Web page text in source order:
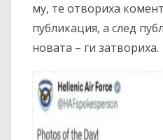
му, те отвориха
публикация, а след
новата – ги затвориха.